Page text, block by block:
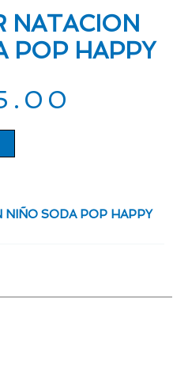
NATACION
POP HAPPY
SODA POP HAPPY